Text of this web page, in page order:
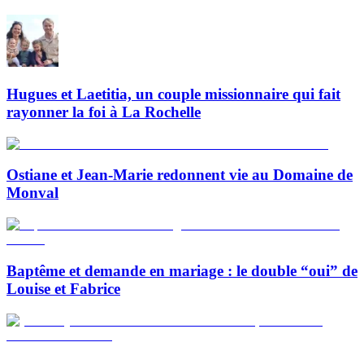
Hugues et Laetitia, un couple missionnaire qui fait
rayonner la foi à La Rochelle
Ostiane et Jean-Marie redonnent vie au Domaine de
Monval
Baptême et demande en mariage : le double “oui” de
Louise et Fabrice